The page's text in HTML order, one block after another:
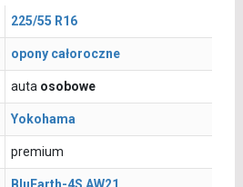
225/55 R16
opony całoroczne
auta osobowe
Yokohama
premium